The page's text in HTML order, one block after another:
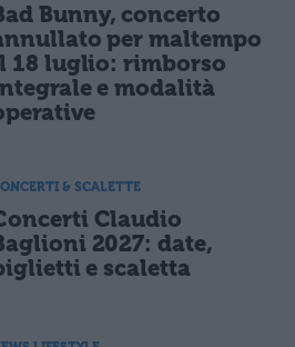
Bunny, concerto
per maltempo
18 luglio: rimborso
e modalità
& SCALETTE
Claudio
2027: date,
e scaletta